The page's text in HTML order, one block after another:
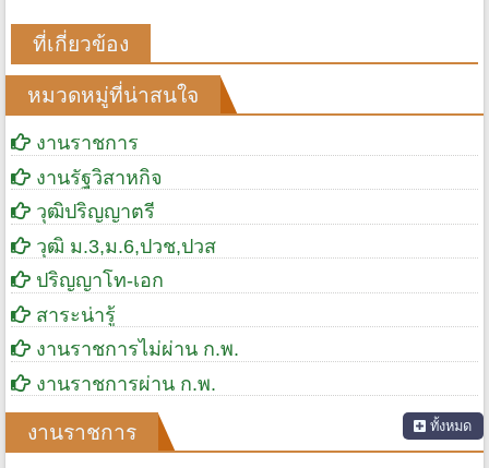
ที่เกี่ยวข้อง
หมวดหมู่ที่น่าสนใจ
งานราชการ
งานรัฐวิสาหกิจ
วุฒิปริญญาตรี
วุฒิ ม.3,ม.6,ปวช,ปวส
ปริญญาโท-เอก
สาระน่ารู้
งานราชการไม่ผ่าน ก.พ.
งานราชการผ่าน ก.พ.
งานราชการ ทั้งหมด